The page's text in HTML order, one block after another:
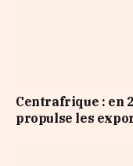
Centrafrique : en
propulse les